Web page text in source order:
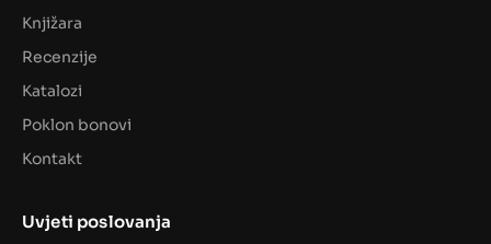
Knjižara
Recenzije
Katalozi
Poklon bonovi
Kontakt
Uvjeti poslovanja